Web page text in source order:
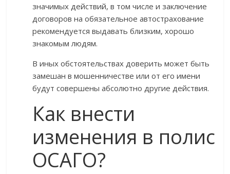
значимых действий, в том числе и заключение
договоров на обязательное автострахование
рекомендуется выдавать близким, хорошо
знакомым людям.
В иных обстоятельствах доверить может быть
замешан в мошенничестве или от его имени
будут совершены абсолютно другие действия.
Как внести
изменения в полис
ОСАГО?